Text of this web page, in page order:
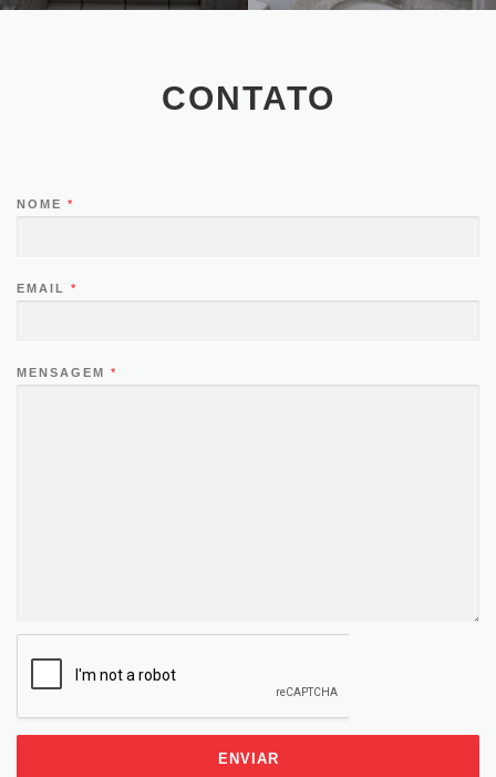
CONTATO
NOME *
EMAIL *
MENSAGEM *
ENVIAR